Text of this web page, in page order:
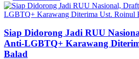
by
Siap Didorong Jadi RUU
Anti-LGBTQ+ Karawang
Balad